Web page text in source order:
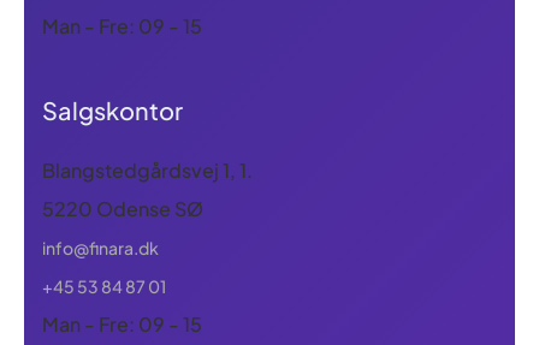
Man - Fre: 09 - 15
Salgskontor
Blangstedgårdsvej 1, 1.
5220 Odense SØ
info@finara.dk
+45 53 84 87 01
Man - Fre: 09 - 15